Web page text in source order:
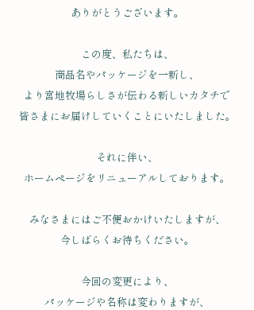
ありがとうございます。
この度、私たちは、
商品名やパッケージを一新し、
より宮地牧場らしさが伝わる新しいカタチで
皆さまにお届けしていくことにいたしました。
それに伴い、
ホームページをリニューアルしております。
みなさまにはご不便おかけいたしますが、
今しばらくお待ちください。
今回の変更により、
パッケージや名称は変わりますが、